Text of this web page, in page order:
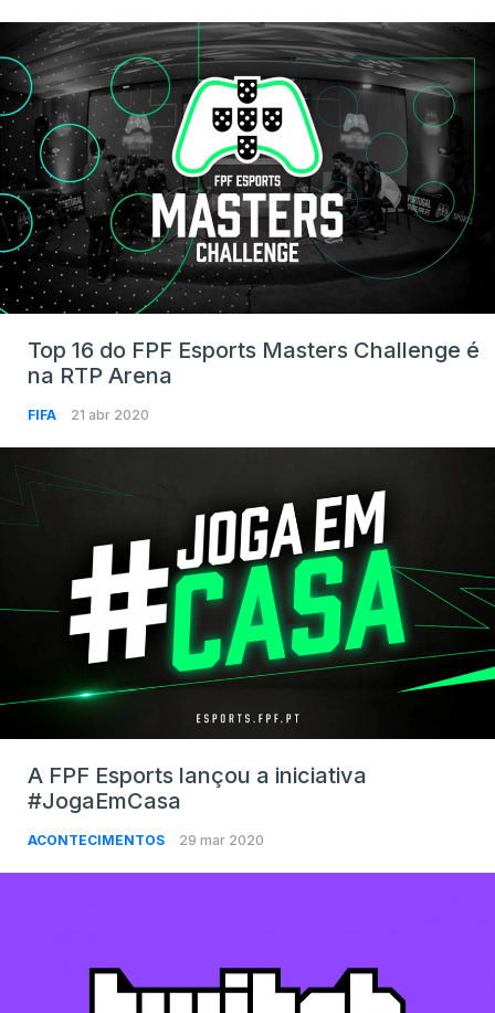
Top 16 do FPF Esports Masters Challenge é
na RTP Arena
FIFA 21 abr 2020
A FPF Esports lançou a iniciativa
#JogaEmCasa
ACONTECIMENTOS 29 mar 2020